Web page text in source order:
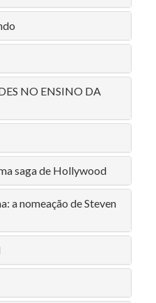
NO ENSINO DA
saga de Hollywood
a nomeação de Steven